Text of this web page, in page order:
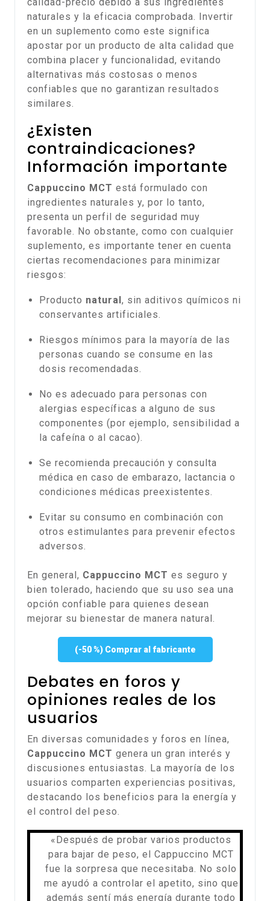
naturales y la eficacia comprobada. Invertir
en un suplemento como este significa
apostar por un producto de alta calidad que
combina placer y funcionalidad, evitando
alternativas más costosas o menos
confiables que no garantizan resultados
similares.
¿Existen
contraindicaciones?
Información importante
Cappuccino MCT está formulado con
ingredientes naturales y, por lo tanto,
presenta un perfil de seguridad muy
favorable. No obstante, como con cualquier
suplemento, es importante tener en cuenta
ciertas recomendaciones para minimizar
riesgos:
Producto natural, sin aditivos químicos ni
conservantes artificiales.
Riesgos mínimos para la mayoría de las
personas cuando se consume en las
dosis recomendadas.
No es adecuado para personas con
alergias específicas a alguno de sus
componentes (por ejemplo, sensibilidad a
la cafeína o al cacao).
Se recomienda precaución y consulta
médica en caso de embarazo, lactancia o
condiciones médicas preexistentes.
Evitar su consumo en combinación con
otros estimulantes para prevenir efectos
adversos.
En general, Cappuccino MCT es seguro y
bien tolerado, haciendo que su uso sea una
opción confiable para quienes desean
mejorar su bienestar de manera natural.
(-50 %) Comprar al fabricante
Debates en foros y
opiniones reales de los
usuarios
En diversas comunidades y foros en línea,
Cappuccino MCT genera un gran interés y
discusiones entusiastas. La mayoría de los
usuarios comparten experiencias positivas,
destacando los beneficios para la energía y
el control del peso.
«Después de probar varios productos
para bajar de peso, el Cappuccino MCT
fue la sorpresa que necesitaba. No solo
me ayudó a controlar el apetito, sino que
además sentí más energía durante todo